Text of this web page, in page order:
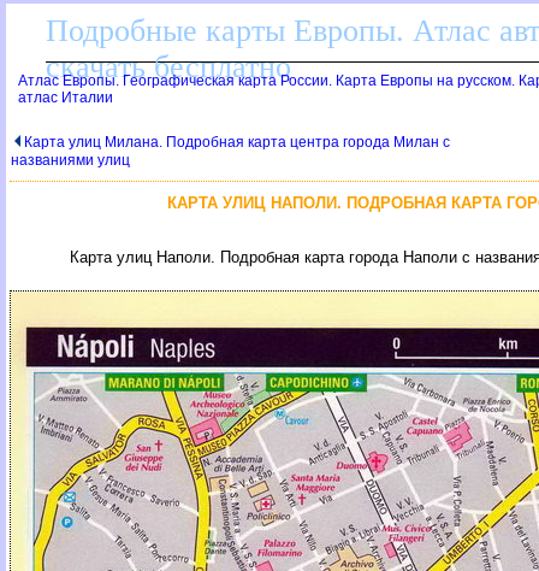
Подробные карты Европы. Атлас
скачать бесплатно
Атлас Европы. Географическая карта России. Карта Европы на русском.
атлас Италии
Карта улиц Милана. Подробная карта центра города Милан с
названиями улиц
КАРТА УЛИЦ НАПОЛИ. ПОДРОБНАЯ КАРТА
Карта улиц Наполи. Подробная карта города Наполи с